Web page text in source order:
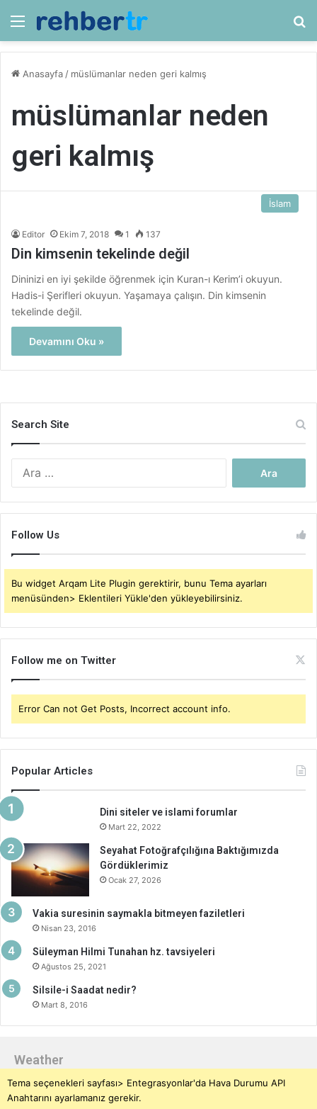
Menü
Anasayfa / müslümanlar neden geri kalmış
müslümanlar neden
geri kalmış
İslam
Editor Ekim 7, 2018 1 137
Din kimsenin tekelinde değil
Dininizi en iyi şekilde öğrenmek için Kuran-ı Kerim’i okuyun.
Hadis-i Şerifleri okuyun. Yaşamaya çalışın. Din kimsenin
tekelinde değil.
Devamını Oku »
Search Site
Follow Us
Bu widget Arqam Lite Plugin gerektirir, bunu Tema ayarları
menüsünden> Eklentileri Yükle'den yükleyebilirsiniz.
Follow me on Twitter
Error Can not Get Posts, Incorrect account info.
Popular Articles
Dini siteler ve islami forumlar
Mart 22, 2022
Seyahat Fotoğrafçılığına Baktığımızda
Gördüklerimiz
Ocak 27, 2026
Vakia suresinin saymakla bitmeyen faziletleri
Nisan 23, 2016
Süleyman Hilmi Tunahan hz. tavsiyeleri
Ağustos 25, 2021
Silsile-i Saadat nedir?
Mart 8, 2016
Weather
Tema seçenekleri sayfası> Entegrasyonlar'da Hava Durumu API
Anahtarını ayarlamanız gerekir.